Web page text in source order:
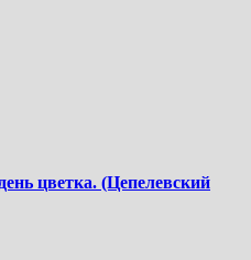
цветка. (Цепелевский